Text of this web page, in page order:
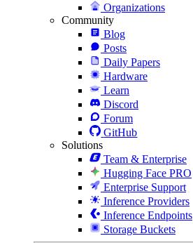
Organizations
Community
Blog
Posts
Daily Papers
Hardware
Learn
Discord
Forum
GitHub
Solutions
Team & Enterprise
Hugging Face PRO
Enterprise Support
Inference Providers
Inference Endpoints
Storage Buckets